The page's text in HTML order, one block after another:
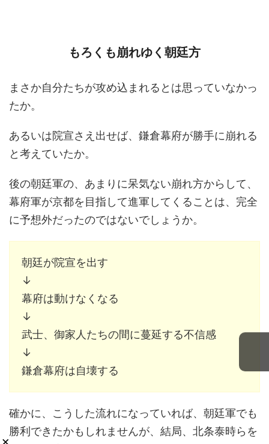
もろくも崩れゆく朝廷方
まさか自分たちが攻め込まれるとは思っていなかっ
たか。
あるいは院宣さえ出せば、鎌倉幕府が勝手に崩れる
と考えていたか。
後の朝廷軍の、あまりに呆気ない崩れ方からして、
幕府軍が京都を目指して進軍してくることは、完全
に予想外だったのではないでしょうか。
朝廷が院宣を出す
↓
幕府は動けなくなる
↓
武士、御家人たちの間に蔓延する不信感
↓
鎌倉幕府は自壊する
確かに、こうした流れになっていれば、朝廷軍でも
勝利できたかもしれませんが、結局、北条泰時らを